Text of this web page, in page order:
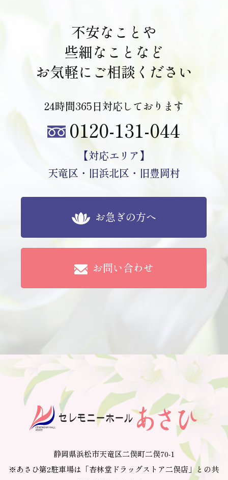
不安なことや
些細なことなど
お気軽にご相談ください
24時間365日対応しております
0120-131-044
【対応エリア】
天竜区・旧浜北区・旧豊岡村
お急ぎの方へ
お問い合わせ
静岡県浜松市天竜区二俣町二俣70-1
※あさひ第2駐車場は「杏林堂ドラッグストア二俣店」との共